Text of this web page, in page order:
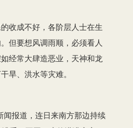
收成不好，各阶层人士在生
但要想风调雨顺，必须看人
经常大肆造恶业，天神和龙
旱、洪水等灾难。
闻报道，连日来南方那边持续